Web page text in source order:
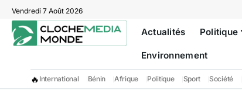
Vendredi 7 Août 2026
Actualités Politique
Environnement
🔥 International Bénin Afrique Politique Sport Société